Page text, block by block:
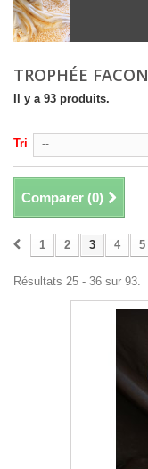
TROPHÉE
Il y a 93 produits.
Tri --
Comparer (0)
1 2 3 4 5
Résultats 25 - 36 sur 93.